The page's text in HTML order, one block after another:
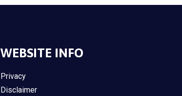
WEBSITE INFO
Privacy
Disclaimer